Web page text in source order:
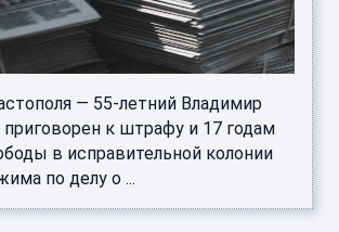
— 55-летний Владимир
к штрафу и 17 годам
в исправительной колонии
по делу о ...